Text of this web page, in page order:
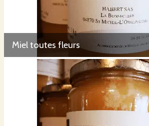
Miel toutes fleurs